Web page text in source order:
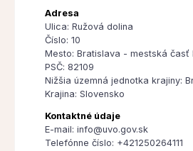
Adresa
Ulica: Ružová dolina
Číslo: 10
Mesto: Bratislava - mestská časť
PSČ: 82109
Nižšia územná jednotka krajiny:
Krajina: Slovensko
Kontaktné údaje
E-mail: info@uvo.gov.sk
Telefónne číslo: +421250264111